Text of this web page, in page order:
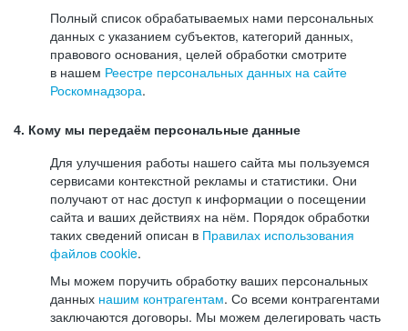
Полный список обрабатываемых нами персональных
данных с указанием субъектов, категорий данных,
правового основания, целей обработки смотрите
в нашем Реестре персональных данных на сайте
Роскомнадзора.
4. Кому мы передаём персональные данные
Для улучшения работы нашего сайта мы пользуемся
сервисами контекстной рекламы и статистики. Они
получают от нас доступ к информации о посещении
сайта и ваших действиях на нём. Порядок обработки
таких сведений описан в Правилах использования
файлов cookie.
Мы можем поручить обработку ваших персональных
данных нашим контрагентам. Со всеми контрагентами
заключаются договоры. Мы можем делегировать часть